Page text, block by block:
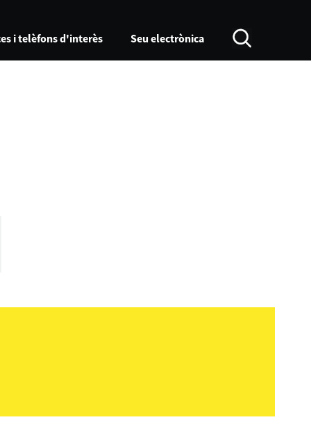
i telèfons d'interès Seu electrònica